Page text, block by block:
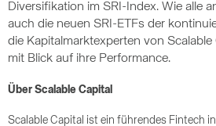
Diversifikation im SRI-Index. Wie alle
auch die neuen SRI-ETFs der
die Kapitalmarktexperten von Scalable
mit Blick auf ihre Performance.
Über Scalable Capital
Scalable Capital ist ein führendes Fintech